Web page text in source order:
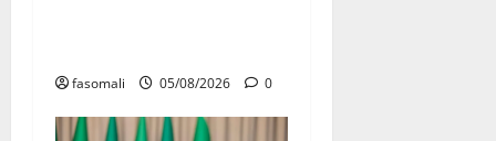
fasomali 05/08/2026 0